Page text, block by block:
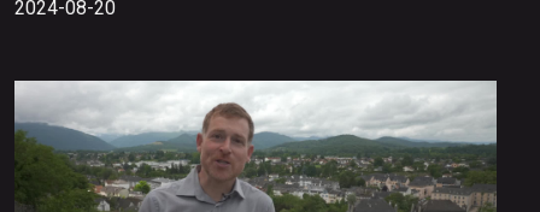
2024-08-20